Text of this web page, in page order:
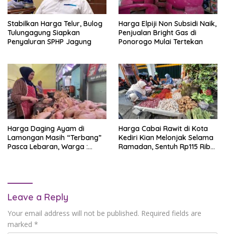
Stabilkan Harga Telur, Bulog
Tulungagung Siapkan
Penyaluran SPHP Jagung
Harga Elpiji Non Subsidi Naik,
Penjualan Bright Gas di
Ponorogo Mulai Tertekan
Harga Daging Ayam di
Lamongan Masih “Terbang”
Pasca Lebaran, Warga :
Harga Cabai Rawit di Kota
Kediri Kian Melonjak Selama
Ramadan, Sentuh Rp115 Ribu
Leave a Reply
Your email address will not be published. Required fields are
marked *